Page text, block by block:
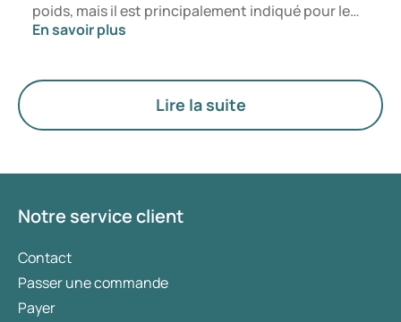
poids, mais il est principalement indiqué pour le
traitement du diabète de type 2. Si vous
à la gestion du poids, des médicaments tels que
Mounjaro et Wegovy sont généralement
privilégiés. Le choix du traitement le plus
d’utilisation de médicaments.
En savoir plus
Lire la suite
Notre service client
Contact
Passer une commande
Payer